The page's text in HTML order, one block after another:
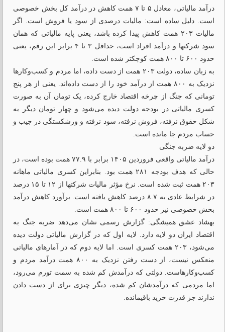
درآمد مالیاتی، معادل ۵ تا ۷ همت کاهش در درآمد کل بخش خصوصی
است. دلیل ساده است: مالیات درصدی از سود یا فروش است. اگر
مالیات ۲۰۳ همت کاهش پیدا کرده باشد، یعنی پایه مالیاتی که همان
سود شرکتها و درآمد افراد است، حداقل ۳ تا ۴ برابر این رقم، یعنی
حدود ۶۰۰ تا ۸۰۰ همت کوچکتر شده است.
به زبان ساده، دولت ۲۰۳ همت از دست داده، اما مردم و کسب‌وکارها
نزدیک به ۸۰۰ همت از درآمد خود را از دست داده‌اند. یعنی از هر پنج
تومانی که جنگ از چرخه اقتصاد خارج کرده، یک تومان آن به صورت
کسری مالیاتی در بودجه دولت دیده می‌شود و چهار تومان دیگر به
شکل حقوق نرفته، فروش نرفته، سود نرفته و ورشکستگی در جیب و
حساب مردم جا مانده است.
دو لایه ضربه جنگی
درآمد مالیاتی واقعی فروردین ۱۴۰۵ برابر با ۷۷.۹ همت بوده است، در
حالی که هدف بودجه ۲۸۱ همت بود. بنابراین کسری مالیاتی ماهانه
۲۰۳ همت ثبت شده است. نرخ مؤثر مالیات شرکتها از ۱۲ تا ۱۵ درصد
در شرایط عادی به ۸.۷ درصد کاهش یافته است. برآورد کاهش درآمد
بخش خصوصی نیز حدود ۶۰۰ تا ۸۰۰ همت است.
بهشاد عشق همیشگی: گزارش رسمی نشان می‌دهد ضربه جنگ به
اقتصاد ایران دو لایه دارد. لایه اول که در گزارش مالیاتی دولت دیده
می‌شود، ۲۰۳ همت کسری است. اما لایه دوم که در آمارهای مالیاتی
منعکس نیست، از دست رفتن نزدیک به ۸۰۰ همت درآمد مردم و
کسب‌وکارهاست. دولتی که درآمدش کم شده به سمت تورم می‌رود،
اما مردمی که درآمدشان کم شده، دیگر چیزی برای از دست دادن
ندارند جز قدرت خرید باقیمانده.